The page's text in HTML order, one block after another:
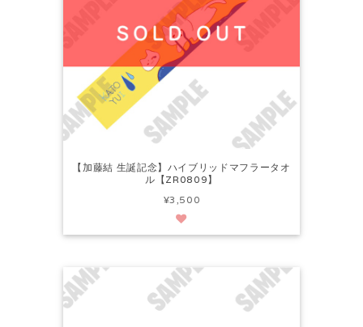
【加藤結 生誕記念】ハイブリッドマフラータオ
ル【ZR0809】
¥3,500